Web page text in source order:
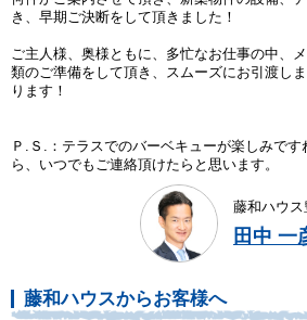
き、早期ご決断をして頂きました！
ご主人様、奥様ともに、多忙なお仕事の中、
類のご準備をして頂き、スムーズにお引渡し
ります！
Ｐ.Ｓ.：テラスでのバーベキューが楽しみで
ら、いつでもご連絡頂けたらと思います。
藤和ハウス
田中 一
藤和ハウスからお客様へ